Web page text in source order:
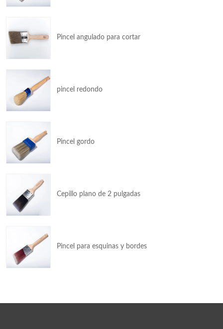
Pincel angulado para cortar
pincel redondo
Pincel gordo
Cepillo plano de 2 pulgadas
Pincel para esquinas y bordes